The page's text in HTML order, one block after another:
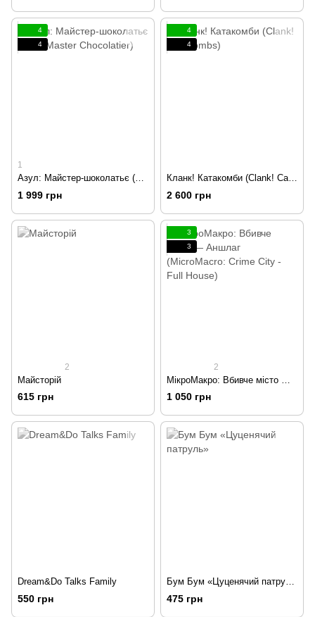
4
4
1
Азул: Майстер-шоколатьє (Azul: Master Chocolatier)
1 999 грн
4
4
Кланк! Катакомби (Clank! Catacombs)
2 600 грн
2
Майсторій
615 грн
3
3
2
1 050 грн
Dream&Do Talks Family
550 грн
Бум Бум «Цуценячий патруль»
475 грн